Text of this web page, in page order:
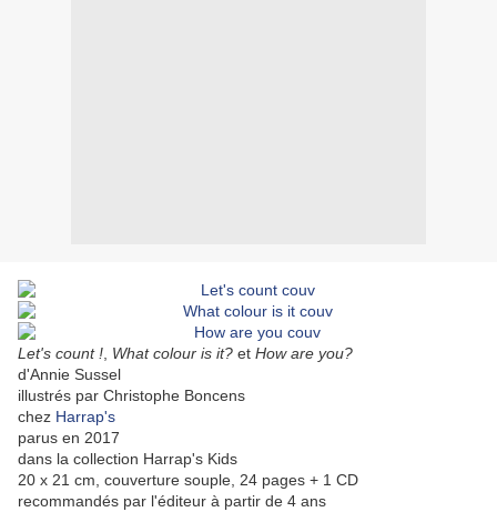
Let's count ! What colour is it? et How are you?
d'Annie Sussel
illustrés par Christophe Boncens
chez Harrap's
parus en 2017
dans la collection Harrap's Kids
20 x 21 cm, couverture souple, 24 pages + 1 CD
recommandés par l'éditeur à partir de 4 ans